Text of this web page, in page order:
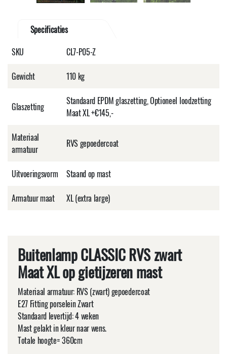
Specificaties
SKU
CL7-P05-Z
Gewicht
110 kg
Glaszetting
Standaard EPDM glaszetting, Optioneel loodzetting
Maat XL +€145,-
Materiaal
armatuur
RVS gepoedercoat
Uitvoeringsvorm
Staand op mast
Armatuur maat
XL (extra large)
Buitenlamp CLASSIC RVS zwart
Maat XL op gietijzeren mast
Materiaal armatuur: RVS (zwart) gepoedercoat
E27 Fitting porselein Zwart
Standaard levertijd: 4 weken
Mast gelakt in kleur naar wens.
Totale hoogte= 360cm